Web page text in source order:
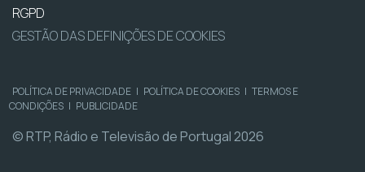
RGPD
GESTÃO DAS DEFINIÇÕES DE COOKIES
POLÍTICA DE PRIVACIDADE | POLÍTICA DE COOKIES | TERMOS E
CONDIÇÕES | PUBLICIDADE
© RTP, Rádio e Televisão de Portugal 2026